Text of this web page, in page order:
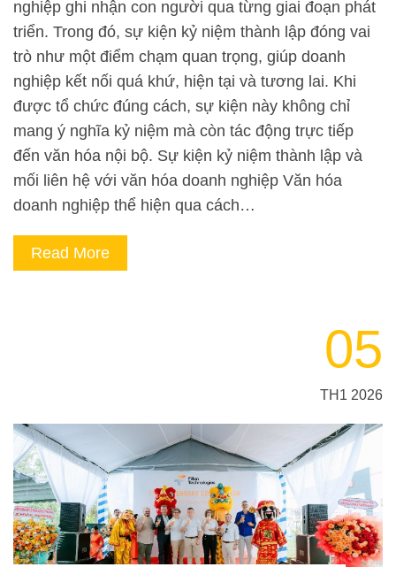
nghiệp ghi nhận con người qua từng giai đoạn phát
triển. Trong đó, sự kiện kỷ niệm thành lập đóng vai
trò như một điểm chạm quan trọng, giúp doanh
nghiệp kết nối quá khứ, hiện tại và tương lai. Khi
được tổ chức đúng cách, sự kiện này không chỉ
mang ý nghĩa kỷ niệm mà còn tác động trực tiếp
đến văn hóa nội bộ. Sự kiện kỷ niệm thành lập và
mối liên hệ với văn hóa doanh nghiệp Văn hóa
doanh nghiệp thể hiện qua cách…
Read More
05
TH1 2026